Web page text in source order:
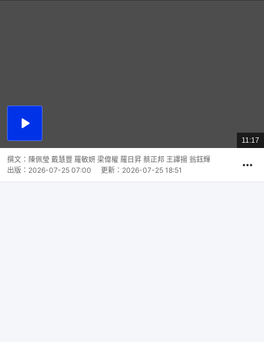
播
總
共
間
11:17
撰文： 陳佩瑩 戴慧豐 羅敏妍 梁偉權 羅日昇 蔡正邦 王譯揚 翁鈺輝
出版： 2026-07-25 07:00 更新： 2026-07-25 18:51